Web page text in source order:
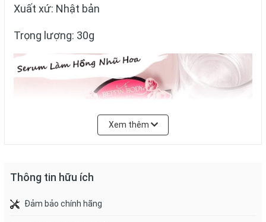
Xuất xứ: Nhật bản
Trọng lượng: 30g
Xem thêm
Thông tin hữu ích
Đảm bảo chính hãng